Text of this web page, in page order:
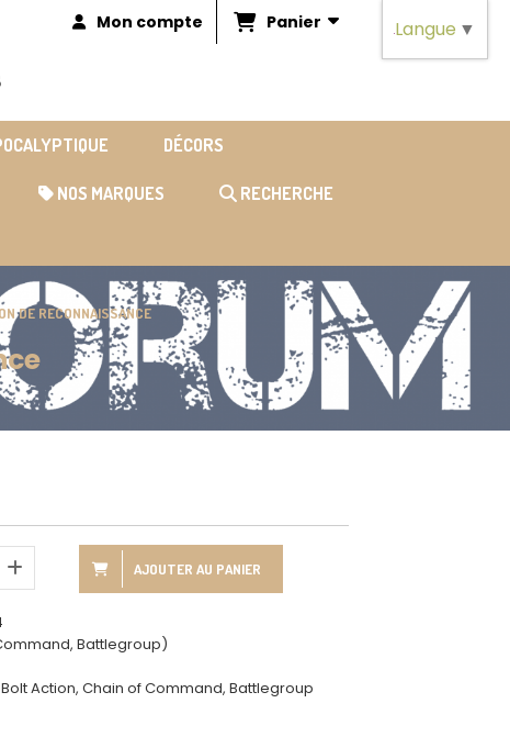
Mon compte Panier
DÉCORS
NOS MARQUES RECHERCHE
DE RECONNAISSANCE
AJOUTER AU PANIER
Battlegroup)
Action, Chain of Command, Battlegroup
Langue ▼